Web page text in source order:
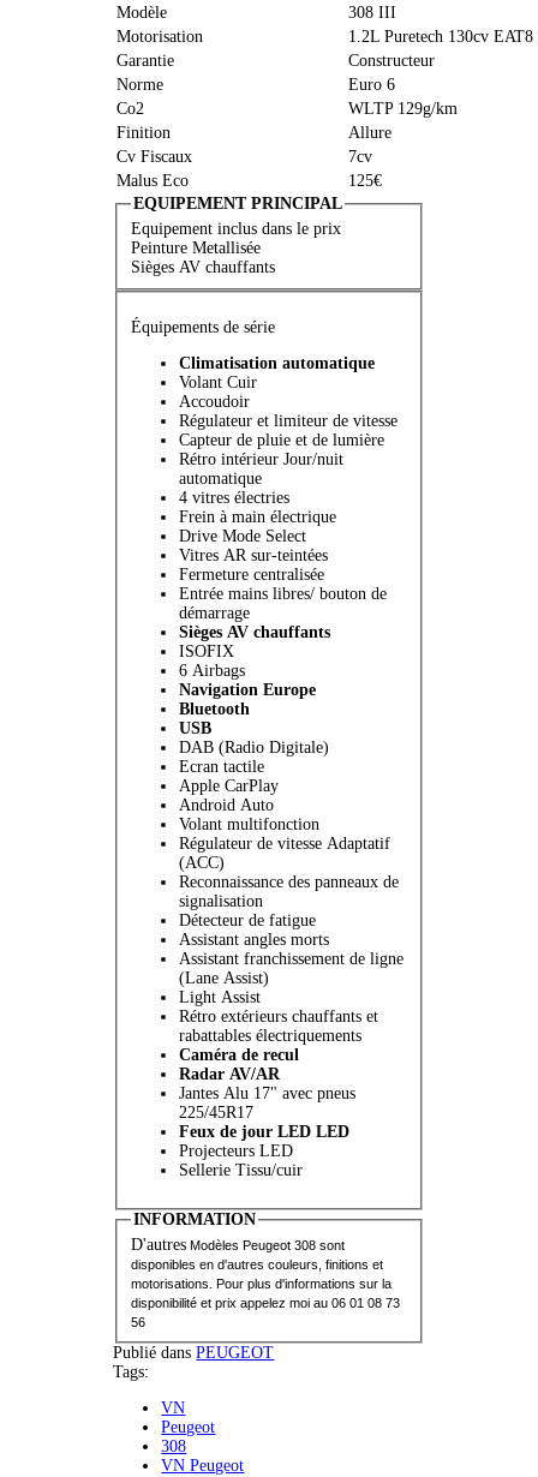
Modèle
308 III
Motorisation
1.2L Puretech 130cv EAT8
Garantie
Constructeur
Norme
Euro 6
Co2
WLTP 129g/km
Finition
Allure
Cv Fiscaux
7cv
Malus Eco
125€
EQUIPEMENT PRINCIPAL
Equipement inclus dans le prix
Peinture Metallisée
Sièges AV chauffants
Équipements de série
Climatisation automatique
Volant Cuir
Accoudoir
Régulateur et limiteur de vitesse
Capteur de pluie et de lumière
Rétro intérieur Jour/nuit
automatique
4 vitres électries
Frein à main électrique
Drive Mode Select
Vitres AR sur-teintées
Fermeture centralisée
Entrée mains libres/ bouton de
démarrage
Sièges AV chauffants
ISOFIX
6 Airbags
Navigation Europe
Bluetooth
USB
DAB (Radio Digitale)
Ecran tactile
Apple CarPlay
Android Auto
Volant multifonction
Régulateur de vitesse Adaptatif
(ACC)
Reconnaissance des panneaux de
signalisation
Détecteur de fatigue
Assistant angles morts
Assistant franchissement de ligne
(Lane Assist)
Light Assist
Rétro extérieurs chauffants et
rabattables électriquements
Caméra de recul
Radar AV/AR
Jantes Alu 17" avec pneus
225/45R17
Feux de jour LED LED
Projecteurs LED
Sellerie Tissu/cuir
INFORMATION
D'autresModèles Peugeot 308 sont
disponibles en d'autres couleurs, finitions et
motorisations . Pour plus d'informations sur la
disponibilité et prix appelez moi au 06 01 08 73
56
Publié dans PEUGEOT
Tags:
VN
Peugeot
308
VN Peugeot